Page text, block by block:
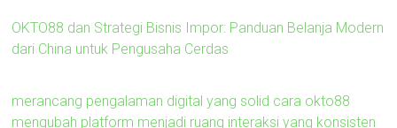
OKTO88 dan Strategi Bisnis Impor: Panduan Belanja Modern
dari China untuk Pengusaha Cerdas
merancang pengalaman digital yang solid cara okto88
mengubah platform menjadi ruang interaksi yang konsisten